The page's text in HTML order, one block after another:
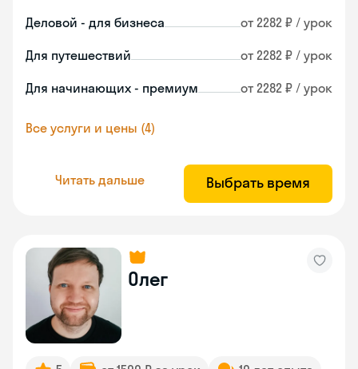
Деловой - для бизнеса от 2282 ₽ / урок
Для путешествий от 2282 ₽ / урок
Для начинающих - премиум от 2282 ₽ / урок
Все услуги и цены (4)
Читать дальше Выбрать время
Олег